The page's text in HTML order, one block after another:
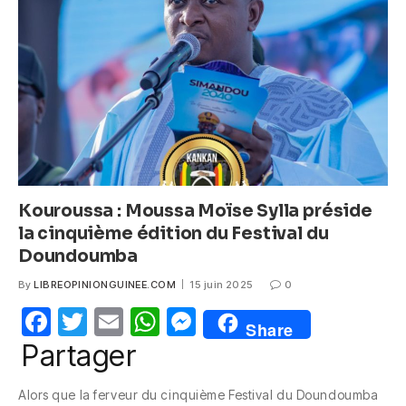
o
o
k
p
p
g
er
Kouroussa : Moussa Moïse Sylla préside
la cinquième édition du Festival du
Doundoumba
By LIBREOPINIONGUINEE.COM 15 juin 2025 0
F
a
T
w
itt
E
m
W M
e
Share
Partager
Alors que la ferveur du cinquième Festival du Doundoumba